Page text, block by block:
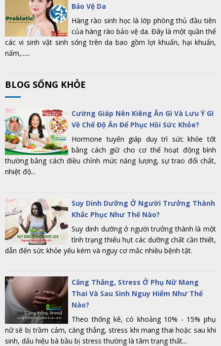
Bảo Vệ Da
Hàng rào sinh học là lớp phòng thủ đầu tiên
của hàng rào bảo vệ da. Đây là một quần thể
các vi sinh vật sinh sống trên da bao gồm lợi khuẩn, hại khuẩn,
nấm,......
BLOG SỐNG KHỎE
Cường Giáp Nên Kiêng Ăn Gì Và Lưu Ý Gì
Về Chế Độ Ăn Để Phục Hồi Sức Khỏe?
Hormone tuyến giáp duy trì sức khỏe tốt
bằng cách giữ cho cơ thể hoạt động bình
thường bằng cách điều chỉnh mức năng lượng, sự trao đổi chất,
nhiệt độ...
Suy Dinh Dưỡng Ở Người Trưởng Thành
Khắc Phục Như Thế Nào?
Suy dinh dưỡng ở người trưởng thành là một
tình trạng thiếu hụt các dưỡng chất cần thiết,
dẫn đến sức khỏe yếu kém và nguy cơ mắc nhiều bệnh tật.
Căng Thẳng, Stress Ở Phụ Nữ Mang
Thai Và Sau Sinh Nguy Hiểm Như Thế
Nào?
Theo thống kê, có khoảng 10% - 15% phụ
nữ sẽ bị trầm cảm, căng thẳng, stress khi mang thai hoặc sau khi
sinh, dấu hiệu bà bầu bị stress thường là tâm trạng thất...